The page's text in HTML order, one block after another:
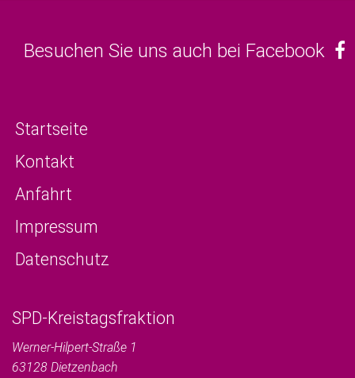
Besuchen Sie uns auch bei Facebook
Startseite
Kontakt
Anfahrt
Impressum
Datenschutz
SPD-Kreistagsfraktion
Werner-Hilpert-Straße 1
63128 Dietzenbach